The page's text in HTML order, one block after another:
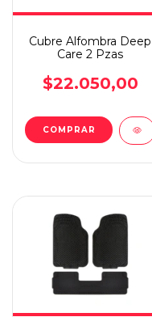
Cubre Alfombra Deep
Care 2 Pzas
$22.050,00